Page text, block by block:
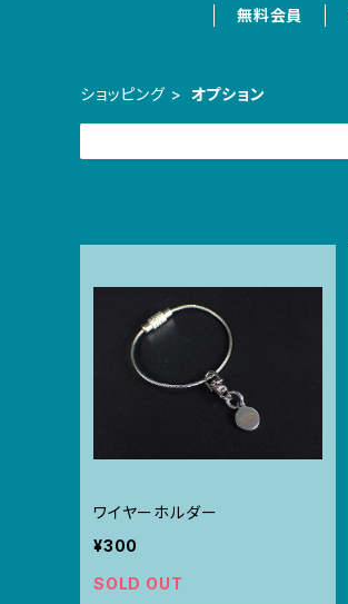
無料会員
ショッピング オプション
ワイヤーホルダー
¥300
SOLD OUT